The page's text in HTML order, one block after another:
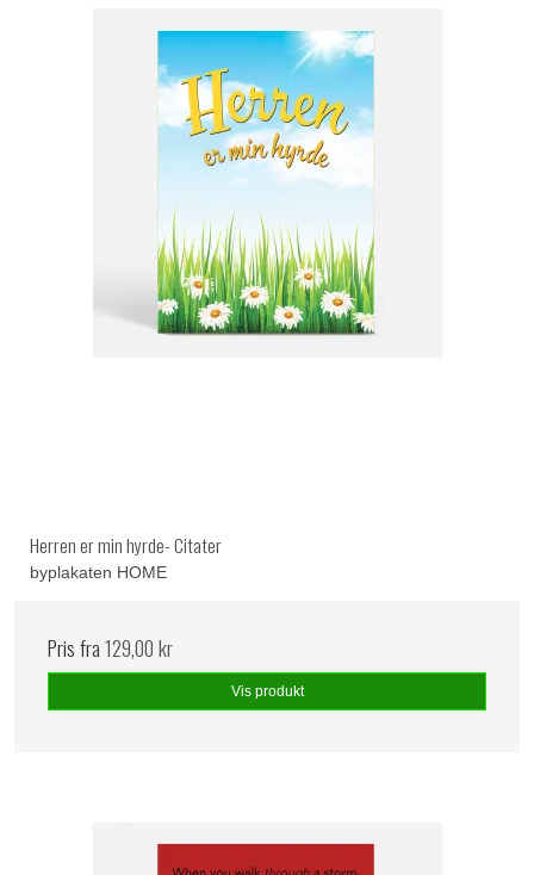
Herren er min hyrde- Citater
byplakaten HOME
Pris fra129,00 kr
Vis produkt